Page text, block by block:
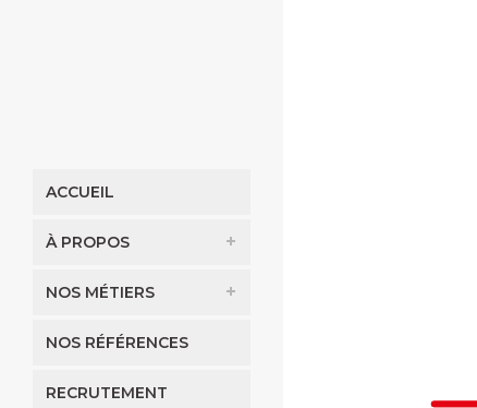
ACCUEIL
À PROPOS
NOS MÉTIERS
NOS RÉFÉRENCES
RECRUTEMENT